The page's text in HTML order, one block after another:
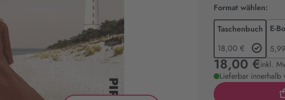
Format wählen:
Taschenbuch
18,00 €
E-
18,00 €inkl.
Lieferbar innerhalb